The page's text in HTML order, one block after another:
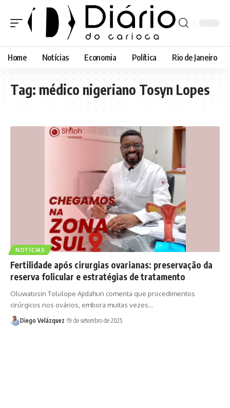
Home Notícias Economia Política Rio de Janeiro
Tag: médico nigeriano Tosyn Lopes
NOTÍCIAS
Fertilidade após cirurgias ovarianas: preservação da
reserva folicular e estratégias de tratamento
Oluwatosin Tolulope Ajidahun comenta que procedimentos
cirúrgicos nos ovários, embora muitas vezes…
Diego Velázquez 19 de setembro de 2025